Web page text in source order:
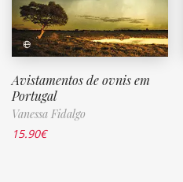
Avistamentos de ovnis em
Portugal
Vanessa Fidalgo
15.90€